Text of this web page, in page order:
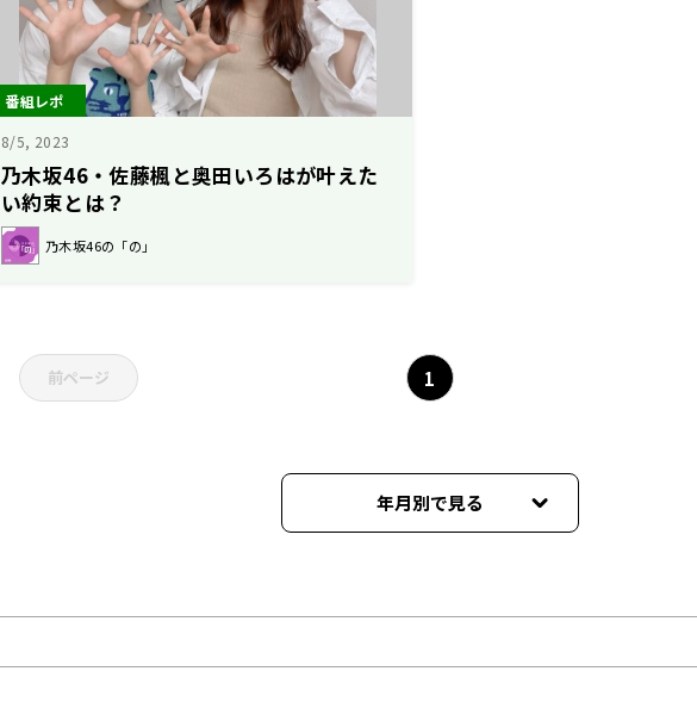
番組レポ
8/5, 2023
乃木坂46・佐藤楓と奥田いろはが叶えた
い約束とは？
乃木坂46の「の」
前ページ 1
年月別で見る